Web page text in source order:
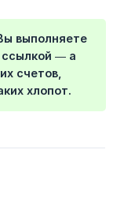
выполняете
ссылкой — а
счетов,
хлопот.